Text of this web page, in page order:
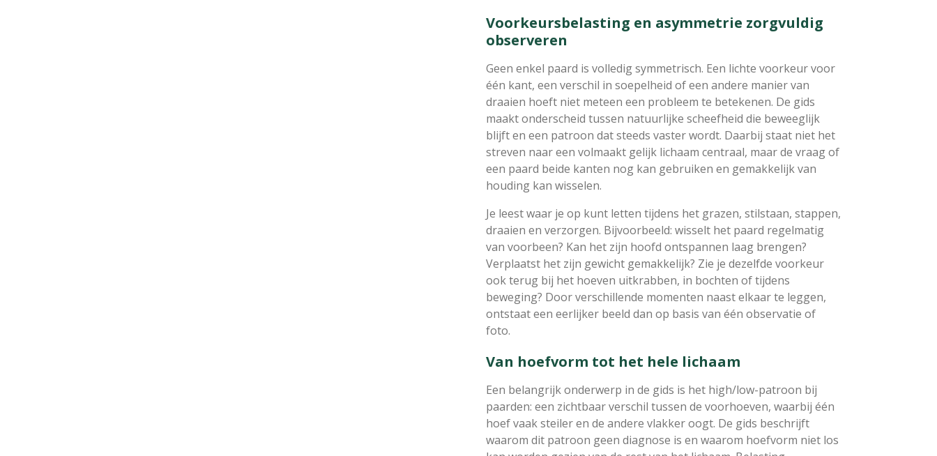
Voorkeursbelasting en asymmetrie zorgvuldig
observeren
Geen enkel paard is volledig symmetrisch. Een lichte voorkeur voor
één kant, een verschil in soepelheid of een andere manier van
draaien hoeft niet meteen een probleem te betekenen. De gids
maakt onderscheid tussen natuurlijke scheefheid die beweeglijk
blijft en een patroon dat steeds vaster wordt. Daarbij staat niet het
streven naar een volmaakt gelijk lichaam centraal, maar de vraag of
een paard beide kanten nog kan gebruiken en gemakkelijk van
houding kan wisselen.
Je leest waar je op kunt letten tijdens het grazen, stilstaan, stappen,
draaien en verzorgen. Bijvoorbeeld: wisselt het paard regelmatig
van voorbeen? Kan het zijn hoofd ontspannen laag brengen?
Verplaatst het zijn gewicht gemakkelijk? Zie je dezelfde voorkeur
ook terug bij het hoeven uitkrabben, in bochten of tijdens
beweging? Door verschillende momenten naast elkaar te leggen,
ontstaat een eerlijker beeld dan op basis van één observatie of
foto.
Van hoefvorm tot het hele lichaam
Een belangrijk onderwerp in de gids is het high/low-patroon bij
paarden: een zichtbaar verschil tussen de voorhoeven, waarbij één
hoef vaak steiler en de andere vlakker oogt. De gids beschrijft
waarom dit patroon geen diagnose is en waarom hoefvorm niet los